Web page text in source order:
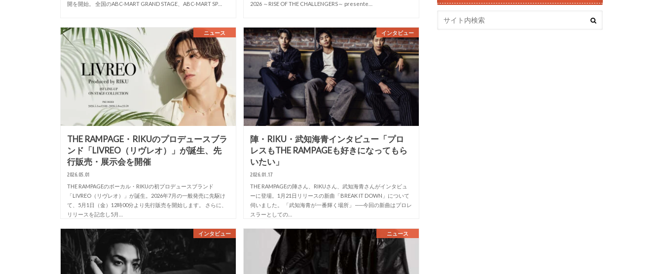
開を開始。 全国のABC-MART GRAND STAGE、ABC-MART SP…
2026 ～RISE OF THE CHALLENGERS～ presente…
ニュース
THE RAMPAGE・RIKUのプロデュースブラ
ンド「LIVREO（リヴレオ）」が誕生、先
行販売・展示会を開催
2026.05.01
THE RAMPAGEのボーカル・RIKUの初プロデュースブランド
「LIVREO（リヴレオ）」が誕生。2026年7月の一般発売に先駆け
て、5月1日（金）12時00分より先行販売を開始します。 さらに、
リリースを記念し5月…
インタビュー
陣・RIKU・武知海青インタビュー「プロ
レスもTHE RAMPAGEも好きになってもら
いたい」
2026.01.17
THE RAMPAGEの陣さん、RIKUさん、武知海青さんがインタビュ
ーに登場。1月21日リリースの新曲「BREAK IT DOWN」について
伺いました。 「武知海青が一番輝く場所」 ──今回の新曲はプロレ
スラーとしての…
インタビュー ニュース